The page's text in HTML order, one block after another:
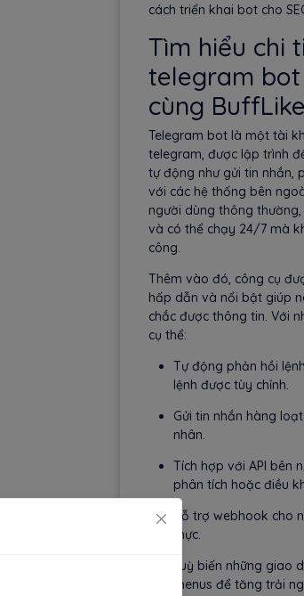
cách triển khai bot cho
Tìm hiểu chi
telegram bot
cùng
Telegram bot là một tài
telegram, được lập trình
tự động như gửi tin nhắn,
với các hệ thống bên
người dùng thông
và có thể chạy 24/7 mà
công.
Thêm vào đó, công cụ
hấp dẫn và nổi bật giúp
chắc được thông tin. Với
cụ thể:
Tự động phản hồi
lệnh được tùy chỉnh.
Gửi tin nhắn hàng
nhân.
Tích hợp với API bên
phân tích hoặc điều
Hỗ trợ webhook cho
thực.
Tuỳ biến những giao
menus để tăng trải